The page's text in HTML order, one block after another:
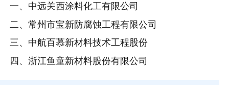
一、中远关西涂料化工有限公司
二、常州市宝新防腐蚀工程有限公司
三、中航百慕新材料技术工程股份
四、浙江鱼童新材料股份有限公司